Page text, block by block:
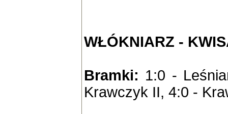
WŁÓKNIARZ -
Bramki: 1:0 -
Krawczyk II, 4:0 -